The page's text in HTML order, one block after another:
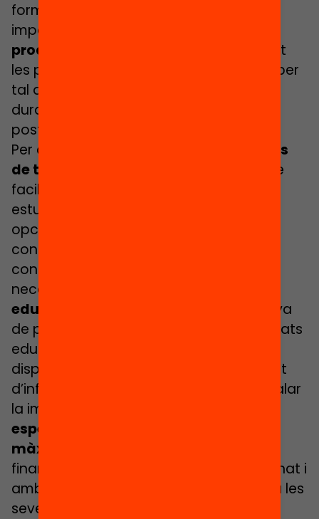
formativa. També va subratllar la
importància
proactiva l’alumnat en risc
mitjançant
les proves de competències bàsiques, per
tal d’aplicar programes de reforç tant
durant l’ESO com en l’etapa
postobligatòria.
Per altra banda, va explicar que
l’impuls
de trajectòries educatives lineals
, que
facilitin la transició directa de l’ESO als
estudis postobligatoris, i reforçar les
opcions formatives per a joves i adults,
contribuiria a facilitar que més joves
continuïn estudiant. Va remarcar la
necessitat de
educativa
, amb mesures com la reserva
de places per a l’alumnat amb necessitats
educatives especials, el reforç dels
dispositius d’inclusió i un traspàs eficient
d’informació entre centres, i va assenyalar
la importància d’
específicament en els centres de
màxima complexitat
finançament a la composició de l’alumnat i
amb una oferta educativa adequada a les
seves necessitats socials i educatives.